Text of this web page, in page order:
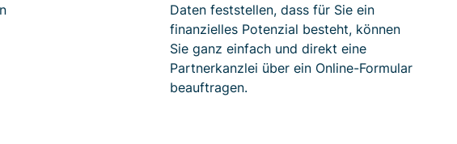
Daten feststellen, dass für Sie ein
finanzielles Potenzial besteht, können
Sie ganz einfach und direkt eine
Partnerkanzlei über ein Online-Formular
beauftragen.